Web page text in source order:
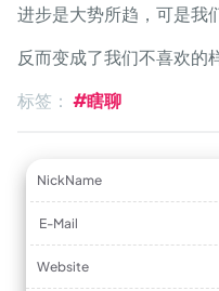
进步是大势所趋，可是我
反而变成了我们不喜欢的
标签： #瞎聊
NickName
E-Mail
Website